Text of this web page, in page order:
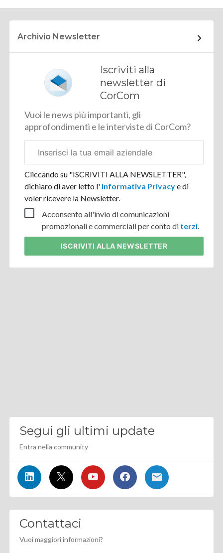
Archivio Newsletter
Iscriviti alla
newsletter di
CorCom
Vuoi le news più importanti, gli
approfondimenti e le interviste di CorCom?
aziendale
Cliccando su "ISCRIVITI ALLA NEWSLETTER",
dichiaro di aver letto l' Informativa Privacye di
voler ricevere la Newsletter.
Acconsento all'invio di comunicazioni
promozionali e commerciali per conto di terzi.
ISCRIVITI ALLA NEWSLETTER
Segui gli ultimi update
Entra nella community
Contattaci
Vuoi maggiori informazioni?